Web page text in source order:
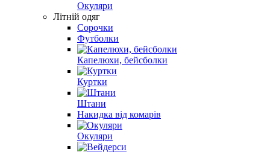
Окуляри
Літній одяг
Сорочки
Футболки
Капелюхи, бейсболки
Куртки
Штани
Накидка від комарів
Окуляри